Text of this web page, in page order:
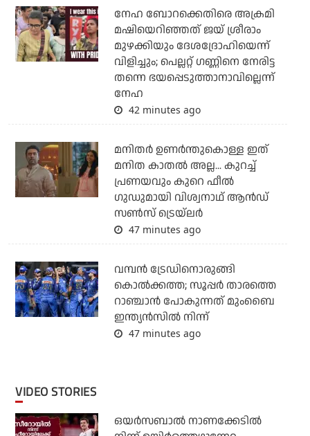
നേഹ ബോറക്കെതിരെ അക്രമി
മഷിയെറിഞ്ഞത് ജയ് ശ്രീരാം
മുഴക്കിയും ദേശദ്രോഹിയെന്ന്
വിളിച്ചും; പെല്ലറ്റ് ഗണ്ണിനെ നേരിട്ട
തന്നെ ഭയപ്പെടുത്താനാവില്ലെന്ന്
നേഹ
42 minutes ago
മനിതര്‍ ഉണര്‍ന്തുകൊള്ള ഇത്
മനിത കാതല്‍ അല്ല... കുറച്ച്
പ്രണയവും കുറെ ഫീല്‍
ഗുഡുമായി വിശ്വനാഥ് ആന്‍ഡ്
സണ്‍സ് ട്രെയ്‌ലര്‍
47 minutes ago
വമ്പന്‍ ട്രേഡിനൊരുങ്ങി
കൊല്‍ക്കത്ത; സൂപ്പര്‍ താരത്തെ
റാഞ്ചാന്‍ പോകുന്നത് മുംബൈ
ഇന്ത്യന്‍സില്‍ നിന്ന്
47 minutes ago
VIDEO STORIES
ഒയര്‍സബാൽ നാണക്കേടിൽ